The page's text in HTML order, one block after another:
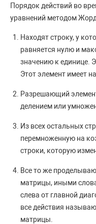
Порядок действий во
уравнений методом
Находят строку, у
равняется нулю и
значению к единице.
Этот элемент имеет
Разрешающий
делением или
Из всех остальных
перемноженную на
строки, которую
Все то же
матрицы, иными
слева от главной
все действия
матрицы.